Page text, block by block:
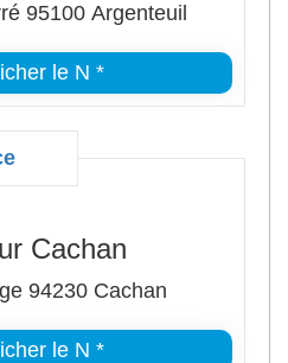
95100 Argenteuil
le N *
Cachan
94230 Cachan
le N *